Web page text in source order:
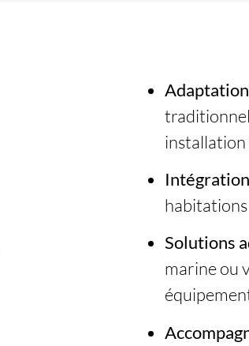
installation
Solutions
marine ou